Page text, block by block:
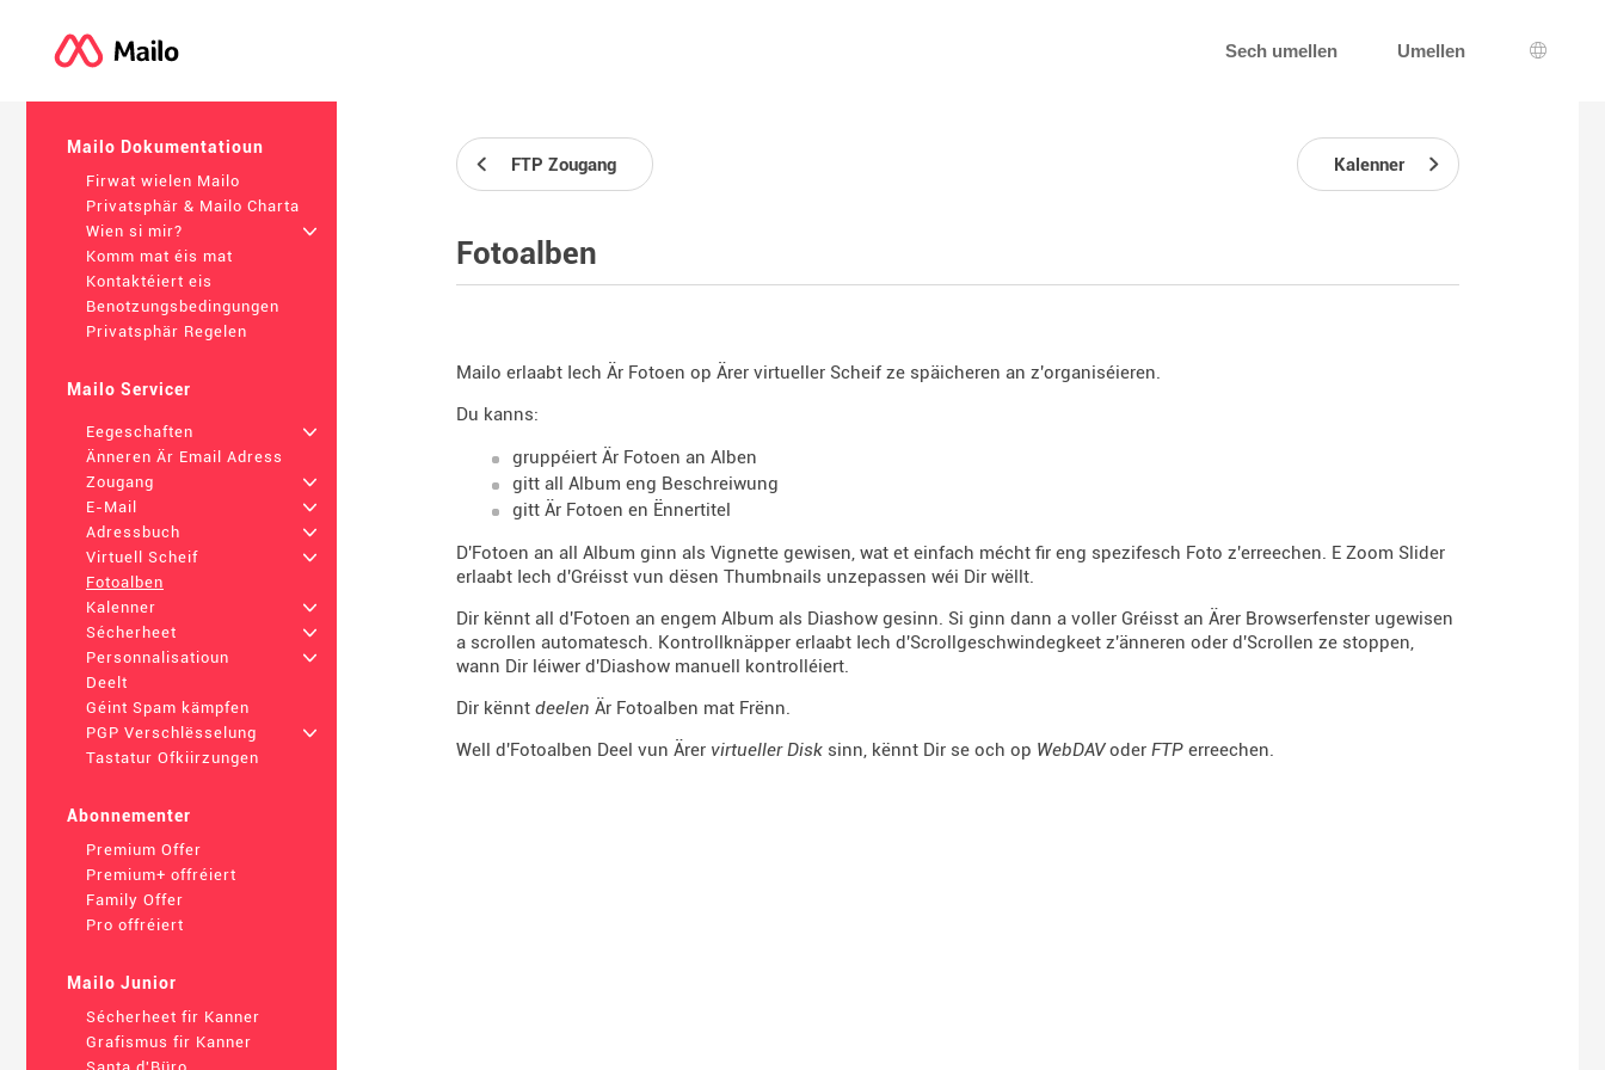
Sech umellen Umellen
Mailo Dokumentatioun
Firwat wielen Mailo
Privatsphär & Mailo Charta
Wien si mir?
+
Komm mat éis mat
Kontaktéiert eis
Benotzungsbedingungen
Privatsphär Regelen
Mailo Servicer
Eegeschaften
+
Änneren Är Email Adress
Zougang
+
E-Mail
+
Adressbuch
+
Virtuell Scheif
+
Fotoalben
Kalenner
+
Sécherheet
+
Personnalisatioun
+
Deelt
Géint Spam kämpfen
PGP Verschlësselung
+
Tastatur Ofkiirzungen
Abonnementer
Premium Offer
Premium+ offréiert
Family Offer
Pro offréiert
Mailo Junior
Sécherheet fir Kanner
Grafismus fir Kanner
FTP Zougang Kalenner
Fotoalben
Mailo erlaabt Iech Är Fotoen op Ärer virtueller Scheif ze späicheren an z'organiséieren.
Du kanns:
gruppéiert Är Fotoen an Alben
gitt all Album eng Beschreiwung
gitt Är Fotoen en Ënnertitel
D'Fotoen an all Album ginn als Vignette gewisen, wat et einfach mécht fir eng spezifesch Foto z'erreechen. E Zoom Slider
erlaabt Iech d'Gréisst vun dësen Thumbnails unzepassen wéi Dir wëllt.
Dir kënnt all d'Fotoen an engem Album als Diashow gesinn. Si ginn dann a voller Gréisst an Ärer Browserfenster ugewisen
a scrollen automatesch. Kontrollknäpper erlaabt Iech d'Scrollgeschwindegkeet z'änneren oder d'Scrollen ze stoppen,
wann Dir léiwer d'Diashow manuell kontrolléiert.
Dir kënnt deelen Är Fotoalben mat Frënn.
Well d'Fotoalben Deel vun Ärer virtueller Disk sinn, kënnt Dir se och op WebDAVoder FTP erreechen.